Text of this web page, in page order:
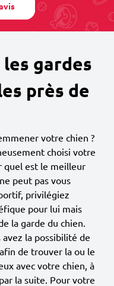
gardes
près de
votre chien ?
choisi votre
quel est le meilleur
peut pas vous
privilégiez
pour lui mais
la garde du chien.
la possibilité de
de trouver la ou le
avec votre chien, à
la suite. Pour votre